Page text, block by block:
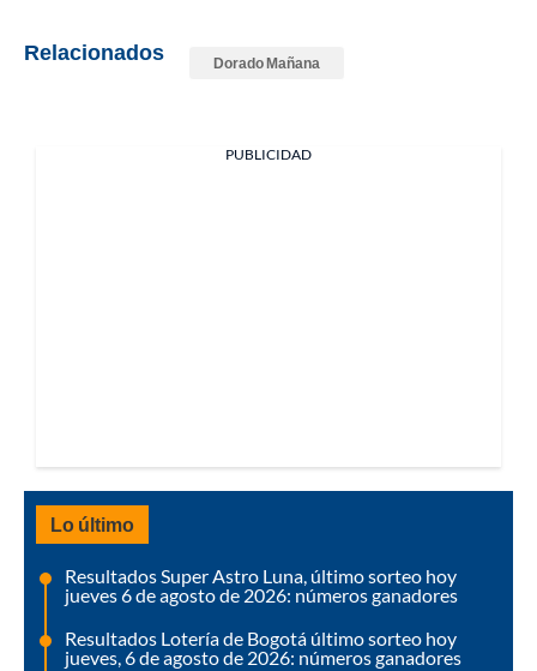
Relacionados Dorado Mañana
PUBLICIDAD
Lo último
Resultados Super Astro Luna, último sorteo hoy
jueves 6 de agosto de 2026: números ganadores
Resultados Lotería de Bogotá último sorteo hoy
jueves, 6 de agosto de 2026: números ganadores